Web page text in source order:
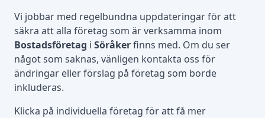
Vi jobbar med regelbundna uppdateringar för att
säkra att alla företag som är verksamma inom
Bostadsföretag i Söråkerfinns med. Om du ser
något som saknas, vänligen kontakta oss för
ändringar eller förslag på företag som borde
inkluderas.
Klicka på individuella företag för att få mer